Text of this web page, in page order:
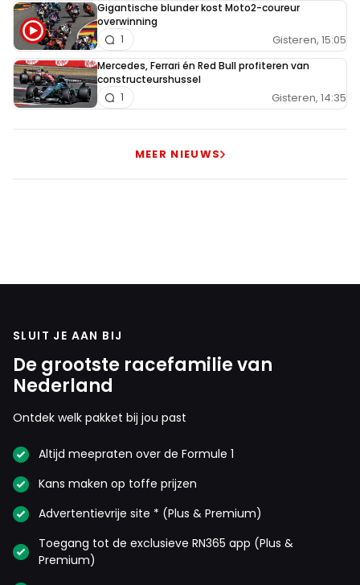
Gigantische blunder kost Moto2-coureur
overwinning
Gisteren, 15:05
1
Mercedes, Ferrari én Red Bull profiteren van
constructeurshussel
Gisteren, 14:35
1
MEER NIEUWS
SLUIT JE AAN BIJ
De grootste racefamilie van
Nederland
Ontdek welk pakket bij jou past
Altijd meepraten over de Formule 1
Kans maken op toffe prijzen
Advertentievrije site * (Plus & Premium)
Toegang tot de exclusieve RN365 app (Plus &
Premium)